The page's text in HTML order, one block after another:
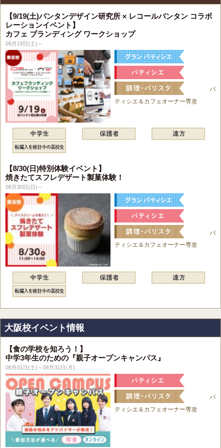
【9/19(土)バンタンデザイン研究所 × レコールバンタン コラボ
レーションイベント】
カフェ ブランディング ワークショップ
09月19日(土)～
パ
ティシエ＆カフェオーナー専攻
【8/30(日)特別体験イベント】
焼きたてスフレデザート製菓体験！
08月30日(日)～
パ
ティシエ＆カフェオーナー専攻
大阪校イベント情報
【食の学校を知ろう！】
中学3年生のための『親子オープンキャンパス』
08月01日(土)～08月31日(月)
パ
ティシエ＆カフェオーナー専攻